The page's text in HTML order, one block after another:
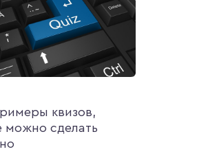
квизов,
можно сделать